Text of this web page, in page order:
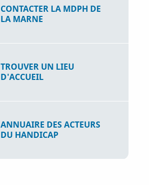
CONTACTER LA MDPH DE
LA MARNE
TROUVER UN LIEU
D'ACCUEIL
ANNUAIRE DES ACTEURS
DU HANDICAP